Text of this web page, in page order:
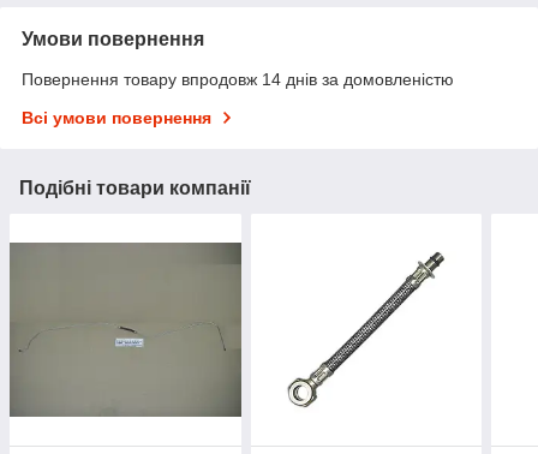
Умови повернення
Повернення товару впродовж 14 днів за домовленістю
Всі умови повернення
Подібні товари компанії